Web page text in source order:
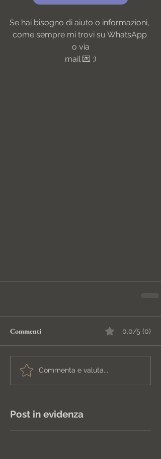
Se hai bisogno di aiuto o informazioni,
come sempre mi trovi su WhatsApp
o via
mail 💌 :)
Commenti 0.0/5 (0)
Commenta e valuta...
Post in evidenza